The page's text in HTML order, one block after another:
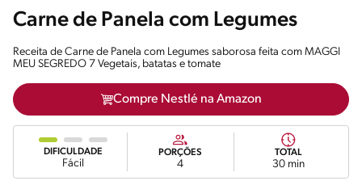
Carne de Panela com Legumes
Receita de Carne de Panela com Legumes saborosa feita com MAGGI
MEU SEGREDO 7 Vegetais, batatas e tomate
Compre Nestlé na Amazon
DIFICULDADE
Fácil
PORÇÕES
4
TOTAL
30 min